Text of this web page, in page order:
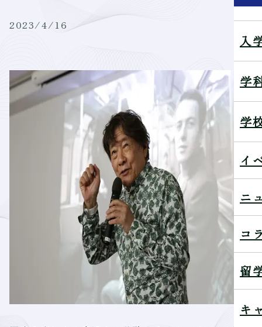
入
学
学
イ
ニ
コ
留
キ
2023/4/16